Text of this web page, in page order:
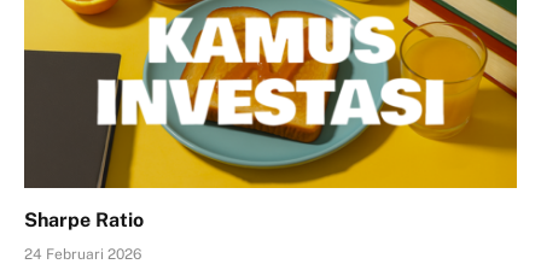
Sharpe Ratio
24 Februari 2026